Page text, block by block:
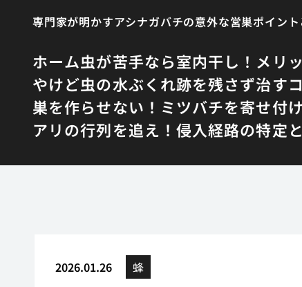
専門家が明かすアシナガバチの意外な営巣ポイン
ホーム虫が苦手なら室内干し！メリ
やけど虫の水ぶくれ跡を残さず治す
巣を作らせない！ミツバチを寄せ付
アリの行列を追え！侵入経路の特定
2026.01.26 蜂